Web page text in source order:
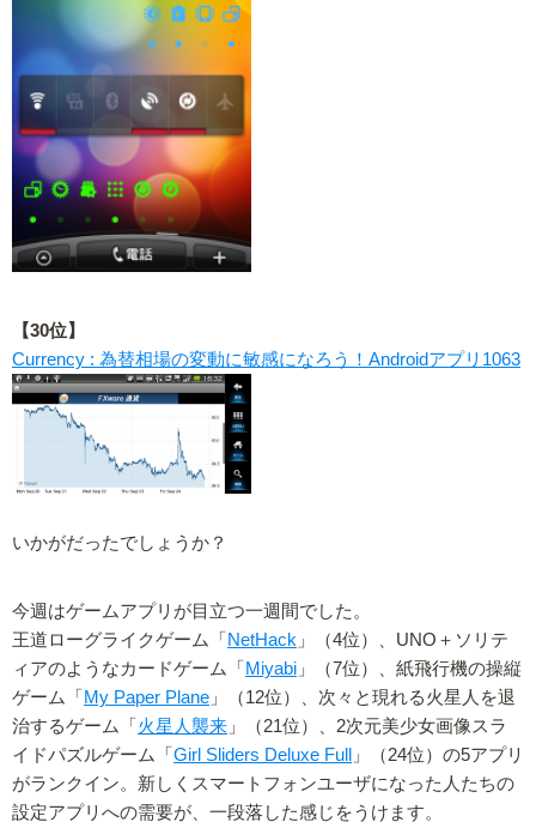
【30位】
Currency : 為替相場の変動に敏感になろう！Androidアプリ1063
いかがだったでしょうか？
今週はゲームアプリが目立つ一週間でした。
王道ローグライクゲーム「 NetHack 」（4位）、UNO＋ソリテ
ィアのようなカードゲーム「 Miyabi 」（7位）、紙飛行機の操縦
ゲーム「 My Paper Plane 」（12位）、次々と現れる火星人を退
治するゲーム「 火星人襲来 」（21位）、2次元美少女画像スラ
イドパズルゲーム「 Girl Sliders Deluxe Full
」（24位）の5アプリ
がランクイン。新しくスマートフォンユーザになった人たちの
設定アプリへの需要が、一段落した感じをうけます。